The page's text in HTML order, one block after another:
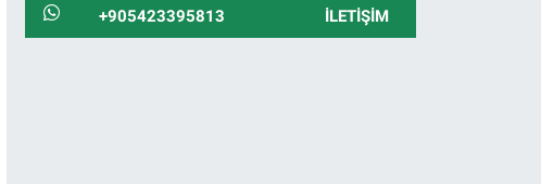
+905423395813 İLETIŞIM